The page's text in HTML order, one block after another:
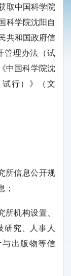
取中国科学院
科学院沈阳自
共和国政府信
管理办法（试
中国科学院沈
行）》（文
所信息公开规
；
所机构设置、
研究、人事人
出版物等信